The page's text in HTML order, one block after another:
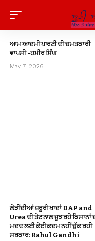
ਆਮ ਆਦਮੀ ਪਾਰਟੀ ਦੀ ਚਮਤਕਾਰੀ
ਵਾਪਸੀ -ਹਮੀਰ ਸਿੰਘ
May 7, 2026
ਲੋੜੀਂਦੀਆਂ ਜ਼ਰੂਰੀ ਖਾਦਾਂ DAP and
Urea ਦੀ ਤੋਟ ਨਾਲ ਜੂਝ ਰਹੇ ਕਿਸਾਨਾਂ
ਮਦਦ ਲਈ ਕੋਈ ਕਦਮ ਨਹੀਂ ਚੁੱਕ ਰਹੀ
ਸਰਕਾਰ: Rahul Gandhi